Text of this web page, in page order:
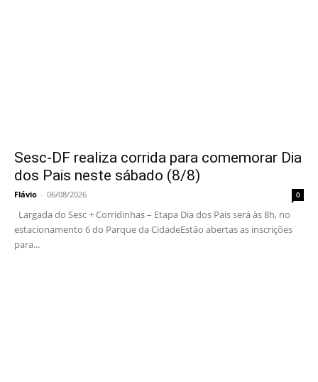
Sesc-DF realiza corrida para comemorar Dia
dos Pais neste sábado (8/8)
Flávio - 06/08/2026 0
Largada do Sesc + Corridinhas – Etapa Dia dos Pais será às 8h, no
estacionamento 6 do Parque da CidadeEstão abertas as inscrições
para...